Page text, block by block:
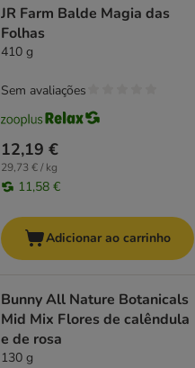
JR Farm Balde Magia das
Folhas
410 g
12,19 €
29,73 € / kg
11,58 €
Sem avaliações
Adicionar ao carrinho
Bunny All Nature Botanicals
Mid Mix Flores de calêndula
e de rosa
130 g